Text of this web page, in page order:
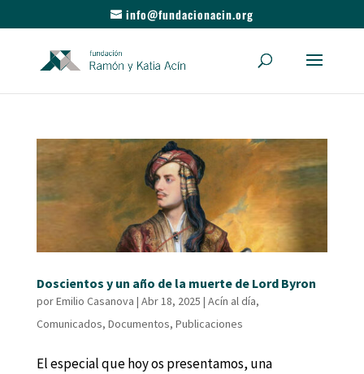
info@fundacionacin.org
Doscientos y un año de la muerte de Lord Byron
porEmilio Casanova | Abr 18, 2025 | Acín al día,
Comunicados, Documentos, Publicaciones
El especial que hoy os presentamos, una